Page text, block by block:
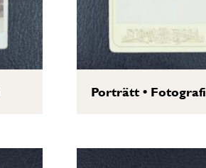
Porträtt• Fotografi